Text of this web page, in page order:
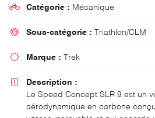
 Adresse email de réception
Recopier le code ci-contre
Rafraîchir le captcha
 Catégorie : Mécanique
 Sous-catégorie : Triathlon/CLM
 Marque : Trek

Description :
Le Speed Concept SLR 9 est un
aérodynamique en carbone